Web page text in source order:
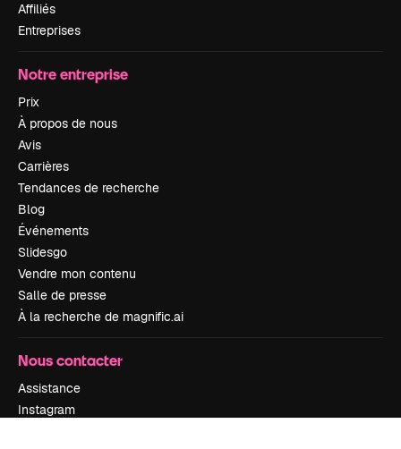
Affiliés
Entreprises
Notre entreprise
Prix
À propos de nous
Avis
Carrières
Tendances de recherche
Blog
Événements
Slidesgo
Vendre mon contenu
Salle de presse
À la recherche de magnific.ai
Nous contacter
Assistance
Instagram